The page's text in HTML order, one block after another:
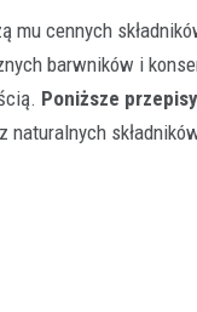
mu cennych
barwników i
Poniższe przepisy
naturalnych